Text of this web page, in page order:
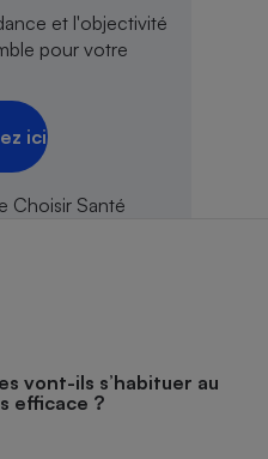
et l'objectivité
pour votre
ici
vont-ils s’habituer au
efficace ?